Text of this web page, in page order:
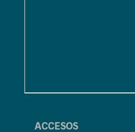
ACCESOS